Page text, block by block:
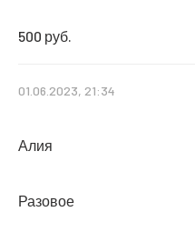
500 руб.
01.06.2023, 21:34
Алия
Разовое